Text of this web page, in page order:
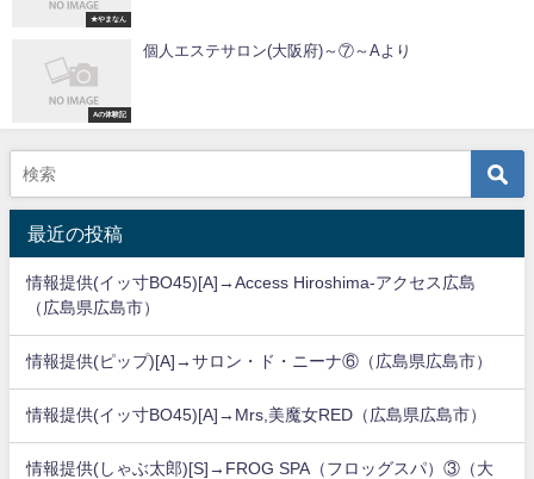
★やまなん
Aの体験記
個人エステサロン(大阪府)～⑦～Aより
最近の投稿
情報提供(イッ寸BO45)[A]→Access Hiroshima-アクセス広島
（広島県広島市）
情報提供(ピップ)[A]→サロン・ド・ニーナ⑥（広島県広島市）
情報提供(イッ寸BO45)[A]→Mrs,美魔女RED（広島県広島市）
情報提供(しゃぶ太郎)[S]→FROG SPA（フロッグスパ）③（大